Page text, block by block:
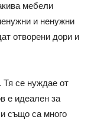
мебели
и ненужни
отворени дори и
Тя се нуждае от
е идеален за
също са много